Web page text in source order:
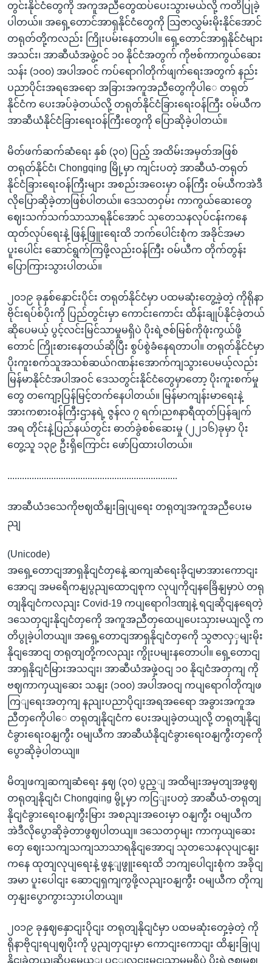
ရန်တွင်းနိုင်ငံတွေကို အကူအညီတွေထပ်ပေးသွားမယ်လို့ ကတိပြုခဲ့
ပါတယ်။ အရှေ့တောင်အာရှနိုင်ငံတွေကို သြဇာလွှမ်းမိုးနိုင်အောင်
တရုတ်တို့ကလည်း ကြိုးပမ်းနေတာပါ။ ရှေ့တောင်အာရှနိုင်ငံများ
အသင်း၊ အာဆီယံအဖွဲ့ဝင် ၁၀ နိုင်ငံအတွက် ကိုဗစ်ကာကွယ်ဆေး
သန်း (၁၀၀) အပါအဝင် ကပ်ရောဂါတိုက်ဖျက်ရေးအတွက် နည်း
ပညာပိုင်းအရအေရော အခြားအကူအညီတွေကိုပါေ တရုတ်
နိုင်ငံက ပေးအပ်ခဲ့တယ်လို့ တရုတ်နိုင်ငံခြားရေးဝန်ကြီး ဝမ်ယီက
အာဆီယံနိုင်ငံခြားရေးဝန်ကြီးတွေကို ပြောဆိုခဲ့ပါတယ်။
မိတ်ဖက်ဆက်ဆံရေး နှစ် (၃၀) ပြည့် အထိမ်းအမှတ်အဖြစ်
တရုတ်နိုင်ငံ၊ Chongqing မြို့မှာ ကျင်းပတဲ့ အာဆီယံ-တရုတ်
နိုင်ငံခြားရေးဝန်ကြီးများ အစည်းအဝေးမှာ ဝန်ကြီး ဝမ်ယီကအဲဒီ
လိုပြောဆိုခဲ့တာဖြစ်ပါတယ်။ ဒေသတဝှမ်း ကာကွယ်ဆေးတွေ
ဈေးသက်သက်သာသာရနိုင်အောင် သုတေသနလုပ်ငန်းကနေ
ထုတ်လုပ်ရေးနဲ့ ဖြန့်ဖြူးရေးထိ ဘက်ပေါင်းစုံက အခိုင်အမာ
ပူးပေါင်း ဆောင်ရွက်ကြဖို့လည်းဝန်ကြီး ဝမ်ယီက တိုက်တွန်း
ပြောကြားသွားပါတယ်။
၂၀၁၉ ခုနှစ်နှောင်းပိုင်း တရုတ်နိုင်ငံမှာ ပထမဆုံးတွေ့ခဲ့တဲ့ ကိုရိုနာ
ဗိုင်းရပ်စ်ပိုးကို ပြည်တွင်းမှာ ကောင်းကောင်း ထိန်းချုပ်နိုင်ခဲ့တယ်
ဆိုပေမယ့် ပွင့်လင်းမြင်သာမှုမရှိပဲ ပိုးရဲ့ဇစ်မြစ်ကိုဖုံးကွယ်ဖို့
တောင် ကြိုးစားနေတယ်ဆိုပြီး စွပ်စွဲခံနေရတာပါ။ တရုတ်နိုင်ငံမှာ
ပိုးကူးစက်သူအသစ်ဆယ်ဂဏန်းအောက်ကျသွားပေမယ့်လည်း
မြန်မာနိုင်ငံအပါအဝင် ဒေသတွင်းနိုင်ငံတွေမှာတော့ ပိုးကူးစက်မှု
တွေ တကျော့ပြန်မြင့်တက်နေပါတယ်။ မြန်မာကျန်းမာရေးနဲ့
အားကစားဝန်ကြီးဌာနရဲ့ ဇွန်လ ၇ ရက်၊ည၈နာရီထုတ်ပြန်ချက်
အရ တိုင်းနဲ့ပြည်နယ်တွင်း ဓာတ်ခွဲစစ်ဆေးမှု (၂၂၁၆)ခုမှာ ပိုး
တွေ့သူ ၁၃၉ ဦးရှိကြောင်း ဖော်ပြထားပါတယ်။
......................................................................
အာဆီယံဒသေကိုဗဈထိနျးခြုပျရေး တရုတျအကူအညီပေးမ
ညျ
(Unicode)
အရှေ့တောငျအာရှနိုငျငံတှနေဲ့ ဆကျဆံရေးခိုငျမာအားကောငျး
အောငျ အမရေိကနျပွညျထောငျစုက လုပျကိုငျနခြေိနျမှာပဲ တရု
တျနိုငျငံကလညျး Covid-19 ကပျရောဂါဒဏျနဲ့ ရငျဆိုငျနရေတဲ့
ဒသေတှငျးနိုငျငံတှကေို အကူအညီတှထေပျပေးသှားမယျလို့ က
တိပွုခဲ့ပါတယျ။ အရှေ့တောငျအာရှနိုငျငံတှကေို သွဇာလှှမျးမိုး
နိုငျအောငျ တရုတျတို့ကလညျး ကွိုးပမျးနတောပါ။ ရှေ့တောငျ
အာရှနိုငျငံမြားအသငျး၊ အာဆီယံအဖှဲ့ဝငျ ၁၀ နိုငျငံအတှကျ ကို
ဗဈကာကှယျဆေး သနျး (၁၀၀) အပါအဝငျ ကပျရောဂါတိုကျဖ
ကြျရေးအတှကျ နညျးပညာပိုငျးအရအရေော အခွားအကူအ
ညီတှကေိုပါေ တရုတျနိုငျငံက ပေးအပျခဲ့တယျလို့ တရုတျနိုငျ
ငံခွားရေးဝနျကွီး ဝမျယီက အာဆီယံနိုငျငံခွားရေးဝနျကွီးတှကေို
ပွောဆိုခဲ့ပါတယျ။
မိတျဖကျဆကျဆံရေး နှဈ (၃၀) ပွည့ျ အထိမျးအမှတျအဖွဈ
တရုတျနိုငျငံ၊ Chongqing မွို့မှာ ကငြျးပတဲ့ အာဆီယံ-တရုတျ
နိုငျငံခွားရေးဝနျကွီးမြား အစညျးအဝေးမှာ ဝနျကွီး ဝမျယီက
အဲဒီလိုပွောဆိုခဲ့တာဖွဈပါတယျ။ ဒသေတဝှမျး ကာကှယျဆေး
တှေ ဈေးသကျသကျသာသာရနိုငျအောငျ သုတသေနလုပျငနျး
ကနေ ထုတျလုပျရေးနဲ့ ဖွန့ျဖွူးရေးထိ ဘကျပေါငျးစုံက အခိုငျ
အမာ ပူးပေါငျး ဆောငျရှကျကွဖို့လညျးဝနျကွီး ဝမျယီက တိုကျ
တှနျးပွောကွားသှားပါတယျ။
၂၀၁၉ ခုနှဈနှောငျးပိုငျး တရုတျနိုငျငံမှာ ပထမဆုံးတှေ့ခဲ့တဲ့ ကို
ရိုနာဗိုငျးရပျဈပိုးကို ပွညျတှငျးမှာ ကောငျးကောငျး ထိနျးခြုပျ
နိုငျခဲ့တယျဆိုပမေယ့ျ ပှင့ျလငျးမွငျသာမှုမရှိပဲ ပိုးရဲ့ဇဈမွဈ